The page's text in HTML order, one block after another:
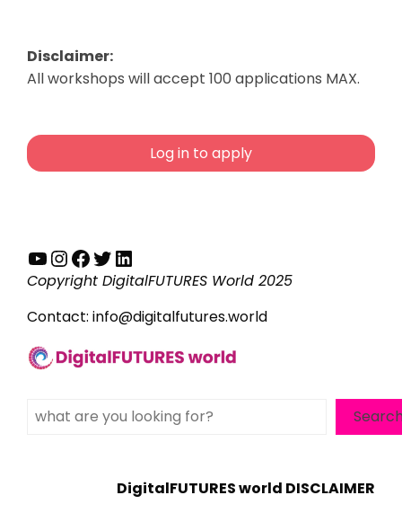
Disclaimer:
All workshops will accept 100 applications MAX.
Log in to apply
YouTube
Instagram
Facebook
Twitter
LinkedIn
Copyright DigitalFUTURES World 2025
Contact: info@digitalfutures.world
Search
DigitalFUTURES world DISCLAIMER